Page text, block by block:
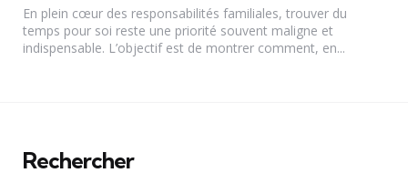
En plein cœur des responsabilités familiales, trouver du
temps pour soi reste une priorité souvent maligne et
indispensable. L’objectif est de montrer comment, en...
Rechercher